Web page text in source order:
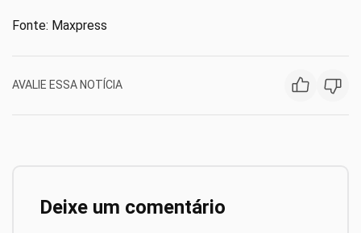
Fonte: Maxpress
AVALIE ESSA NOTÍCIA
Deixe um comentário